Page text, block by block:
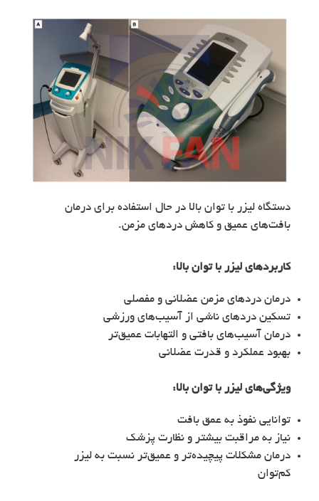
دستگاه لیزر با توان بالا در حال استفاده برای درمان
بافت‌های عمیق و کاهش دردهای مزمن.
کاربردهای لیزر با توان بالا:
درمان دردهای مزمن عضلانی و مفصلی
تسکین دردهای ناشی از آسیب‌های ورزشی
درمان آسیب‌های بافتی و التهابات عمیق‌تر
بهبود عملکرد و قدرت عضلانی
ویژگی‌های لیزر با توان بالا:
توانایی نفوذ به عمق بافت
نیاز به مراقبت بیشتر و نظارت پزشک
درمان مشکلات پیچیده‌تر و عمیق‌تر نسبت به لیزر
کم‌توان